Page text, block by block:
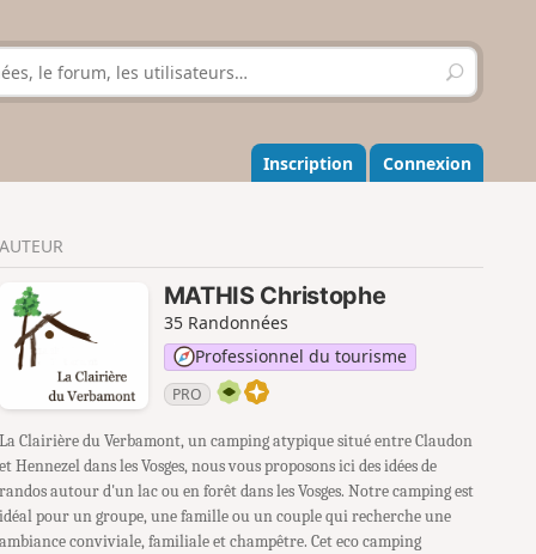
R
e
h
e
r
r
Inscription Connexion
AUTEUR
MATHIS Christophe
35 Randonnées
Professionnel du tourisme
PRO
La Clairière du Verbamont, un camping atypique situé entre Claudon
et Hennezel dans les Vosges, nous vous proposons ici des idées de
randos autour d'un lac ou en forêt dans les Vosges. Notre camping est
idéal pour un groupe, une famille ou un couple qui recherche une
ambiance conviviale, familiale et champêtre. Cet eco camping